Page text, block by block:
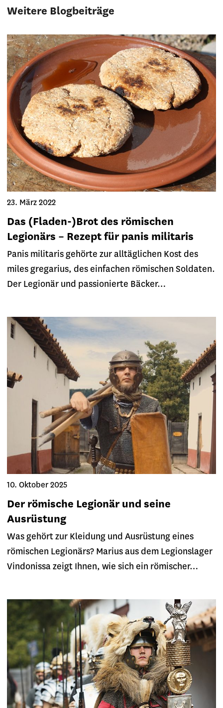
Weitere Blogbeiträge
23. März 2022
Das (Fladen-)Brot des römischen
Legionärs – Rezept für panis militaris
Panis militaris gehörte zur alltäglichen Kost des
miles gregarius, des einfachen römischen Soldaten.
Der Legionär und passionierte Bäcker…
10. Oktober 2025
Der römische Legionär und seine
Ausrüstung
Was gehört zur Kleidung und Ausrüstung eines
römischen Legionärs? Marius aus dem Legionslager
Vindonissa zeigt Ihnen, wie sich ein römischer…